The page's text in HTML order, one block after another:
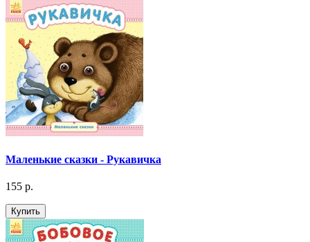
Маленькие сказки - Рукавичка
155 р.
Купить